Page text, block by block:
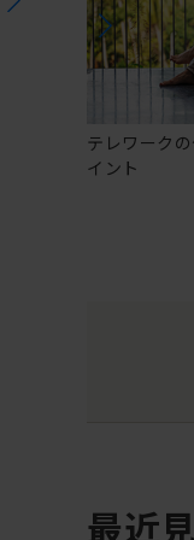
テレワーク
イント
最近